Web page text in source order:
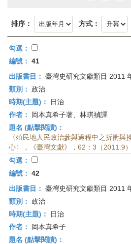
首
頁
排序： 方式：
勾選：
編號： 41
出版書目： 臺灣史研究文獻類目 2011
類別： 政治
時期(主題)：
日治
作者：
岡本真希子著、林琪禎譯
題名 (點擊閱讀)：
〈殖民地人民政治參與過程中之折衝與
心〉，《臺灣文獻》，62：3（2011.9
勾選：
編號： 42
出版書目： 臺灣史研究文獻類目 2011
類別： 政治
時期(主題)：
日治
作者：
岡本真希子
題名 (點擊閱讀)：